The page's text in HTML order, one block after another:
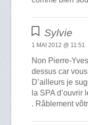
Sylvie
1 MAI 2012 @ 11:51
Non Pierre-
dessus car
D’ailleurs je
la SPA
. Râblement